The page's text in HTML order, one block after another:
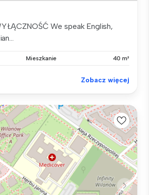
We speak English,
Mieszkanie 40 m²
Zobacz więcej